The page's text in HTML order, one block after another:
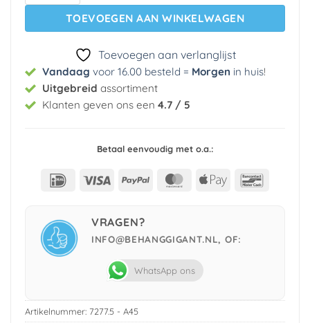
TOEVOEGEN AAN WINKELWAGEN
Toevoegen aan verlanglijst
Vandaag voor 16.00 besteld = Morgen in huis!
Uitgebreid assortiment
Klanten geven ons een 4.7 / 5
Betaal eenvoudig met o.a.:
IDeal Visa PayPal MasterCard
Apple
VRAGEN?
INFO@BEHANGGIGANT.NL, OF:
WhatsApp ons
Artikelnummer: 7277.5 - A45